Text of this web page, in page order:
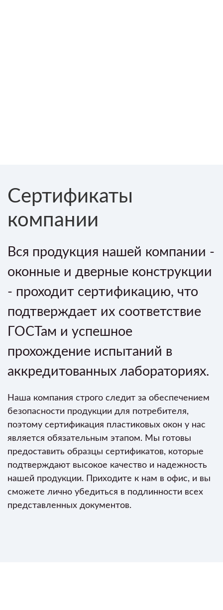
Сертификаты
компании
Вся продукция нашей компании -
оконные и дверные конструкции
- проходит сертификацию, что
подтверждает их соответствие
ГОСТам и успешное
прохождение испытаний в
аккредитованных лабораториях.
Наша компания строго следит за обеспечением
безопасности продукции для потребителя,
поэтому сертификация пластиковых окон у нас
является обязательным этапом. Мы готовы
предоставить образцы сертификатов, которые
подтверждают высокое качество и надежность
нашей продукции. Приходите к нам в офис, и вы
сможете лично убедиться в подлинности всех
представленных документов.